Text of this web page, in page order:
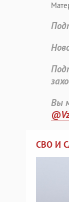
Вы
СВО И